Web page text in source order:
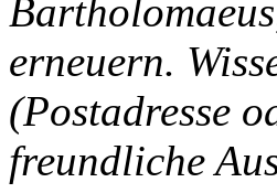
erneuern.
(Postadresse
freundliche